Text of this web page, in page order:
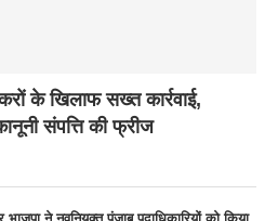
के खिलाफ सख्त कार्रवाई,
संपत्ति की फ्रीज